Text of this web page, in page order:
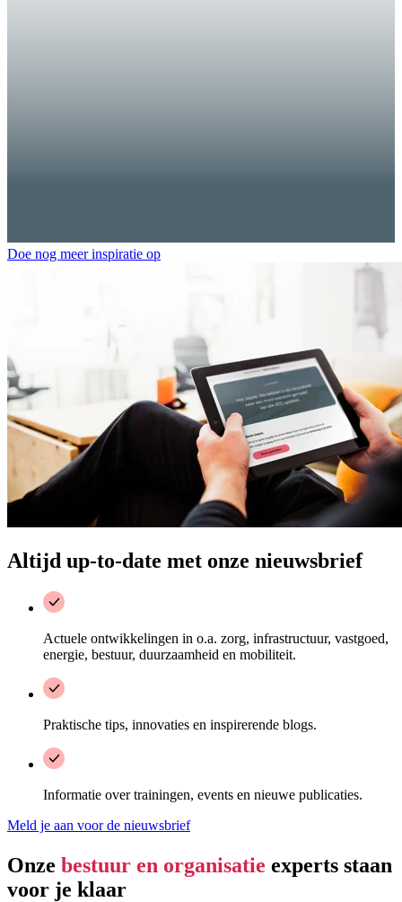
Doe nog meer inspiratie op
Altijd up-to-date met onze nieuwsbrief
Actuele ontwikkelingen in o.a. zorg, infrastructuur, vastgoed,
energie, bestuur, duurzaamheid en mobiliteit.
Praktische tips, innovaties en inspirerende blogs.
Informatie over trainingen, events en nieuwe publicaties.
Meld je aan voor de nieuwsbrief
Onze bestuur en organisatie experts staan
voor je klaar